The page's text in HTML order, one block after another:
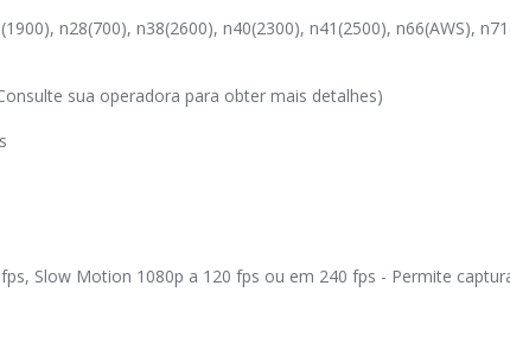
n28(700), n38(2600), n40(2300), n41(2500), n66(AWS),
sua operadora para obter mais detalhes)
Slow Motion 1080p a 120 fps ou em 240 fps - Permite